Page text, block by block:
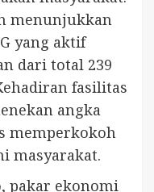
menunjukkan
yang aktif
dari total 239
fasilitas
angka
memperkokoh
masyarakat.
pakar ekonomi